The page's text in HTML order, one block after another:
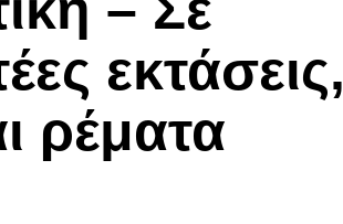
εκτάσεις,
ρέματα